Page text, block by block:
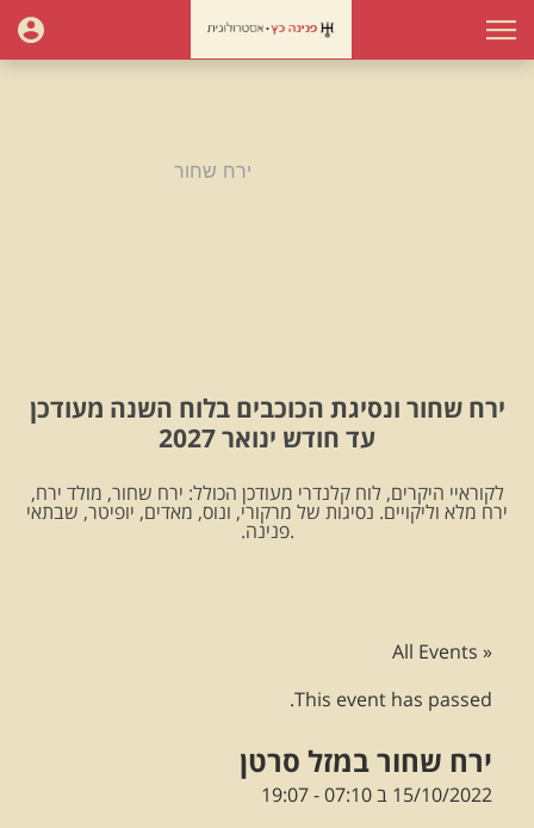
ירח שחור
ירח שחור ונסיגת הכוכבים בלוח השנה מעודכן
עד חודש ינואר 2027
לקוראיי היקרים, לוח קלנדרי מעודכן הכולל: ירח שחור, מולד ירח,
ירח מלא וליקויים. נסיגות של מרקורי, ונוס, מאדים, יופיטר, שבתאי
.פנינה.
« All Events
This event has passed.
ירח שחור במזל סרטן
15/10/2022 ב 07:10 -
19:07